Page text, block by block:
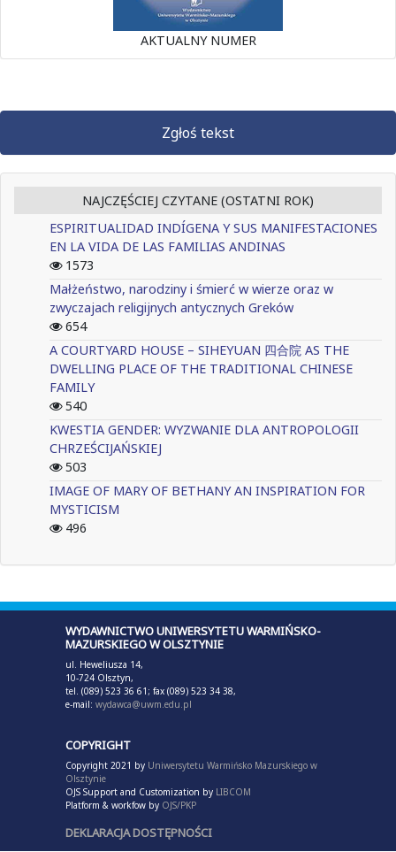
AKTUALNY NUMER
Zgłoś tekst
NAJCZĘŚCIEJ CZYTANE (OSTATNI ROK)
ESPIRITUALIDAD INDÍGENA Y SUS MANIFESTACIONES
EN LA VIDA DE LAS FAMILIAS ANDINAS
1573
Małżeństwo, narodziny i śmierć w wierze oraz w
zwyczajach religijnych antycznych Greków
654
A COURTYARD HOUSE – SIHEYUAN 四合院 AS THE
DWELLING PLACE OF THE TRADITIONAL CHINESE
FAMILY
540
KWESTIA GENDER: WYZWANIE DLA ANTROPOLOGII
CHRZEŚCIJAŃSKIEJ
503
IMAGE OF MARY OF BETHANY AN INSPIRATION FOR
MYSTICISM
496
WYDAWNICTWO UNIWERSYTETU WARMIŃSKO-
MAZURSKIEGO W OLSZTYNIE
ul. Heweliusza 14,
10-724 Olsztyn,
tel. (089) 523 36 61; fax (089) 523 34 38,
e-mail: wydawca@uwm.edu.pl
COPYRIGHT
Copyright 2021 by Uniwersytetu Warmińsko Mazurskiego w
Olsztynie
OJS Support and Customization by LIBCOM
Platform & workfow by OJS/PKP
DEKLARACJA DOSTĘPNOŚCI